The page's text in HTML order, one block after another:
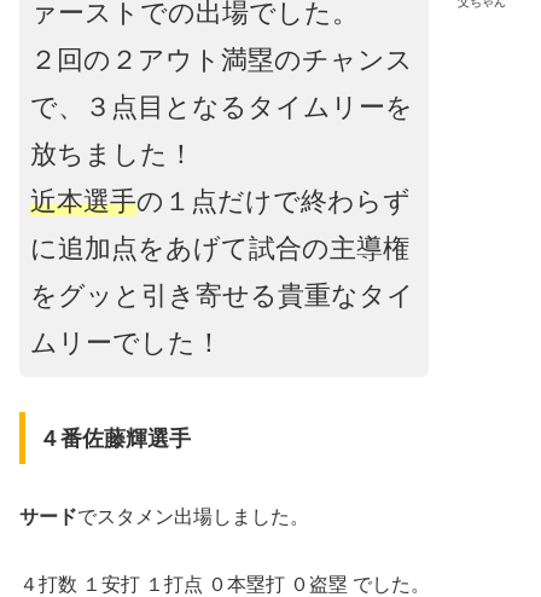
ァーストでの出場でした。
２回の２アウト満塁のチャンス
で、３点目となるタイムリーを
放ちました！
近本選手の１点だけで終わらず
に追加点をあげて試合の主導権
をグッと引き寄せる貴重なタイ
ムリーでした！
４番佐藤輝選手
サードでスタメン出場しました。
４打数 １安打 １打点 ０本塁打 ０盗塁 でした。